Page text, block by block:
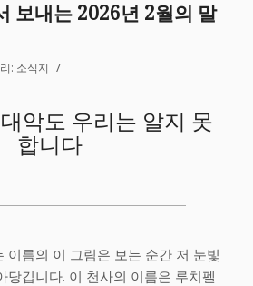
보내는 2026년 2월의 말
: 소식지 /
악도 우리는 알지 못
합니다
이름의 이 그림은 보는 순간 저 눈빛
당깁니다. 이 천사의 이름은 루치펠